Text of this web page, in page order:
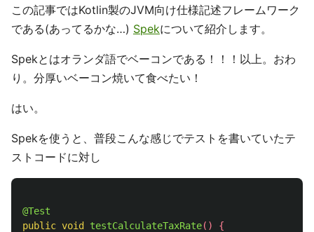
この記事ではKotlin製のJVM向け仕様記述フレームワーク
である(あってるかな…) Spekについて紹介します。
Spekとはオランダ語でベーコンである！！！以上。おわ
り。分厚いベーコン焼いて食べたい！
はい。
Spekを使うと、普段こんな感じでテストを書いていたテ
ストコードに対し
@Test
public void testCalculateTaxRate() {